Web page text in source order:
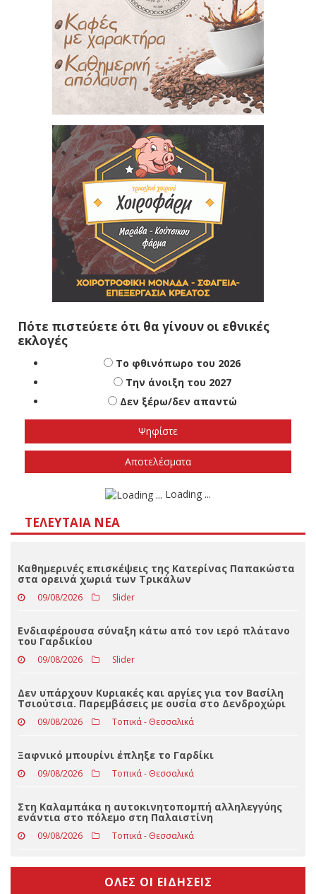
Πότε πιστεύετε ότι θα γίνουν οι εθνικές
εκλογές
Το φθινόπωρο του 2026
Την άνοιξη του 2027
Δεν ξέρω/δεν απαντώ
ΤΕΛΕΥΤΑΊΑ ΝΈΑ
Καθημερινές επισκέψεις της Κατερίνας Παπακώστα
στα ορεινά χωριά των Τρικάλων
09/08/2026 Slider
Ενδιαφέρουσα σύναξη κάτω από τον ιερό πλάτανο
του Γαρδικίου
09/08/2026 Slider
Δεν υπάρχουν Κυριακές και αργίες για τον Βασίλη
Τσιούτσια. Παρεμβάσεις με ουσία στο Δενδροχώρι
Ξαφνικό μπουρίνι έπληξε το Γαρδίκι
09/08/2026 Τοπικά - Θεσσαλικά
Στη Καλαμπάκα η αυτοκινητοπομπή αλληλεγγύης
ενάντια στο πόλεμο στη Παλαιστίνη